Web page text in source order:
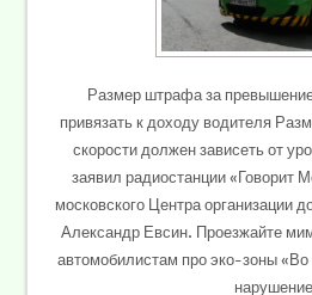
Размер штрафа за
привязать к доходу водителя
скорости должен зависеть от
заявил радиостанции «Говорит
московского Центра
Александр Евсин. Проезжайте
автомобилистам про эко-зоны